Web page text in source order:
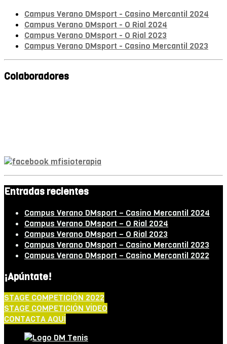
Campus Verano DMsport - Casino Mercantil 2024
Campus Verano DMsport - O Rial 2024
Campus Verano DMsport - O Rial 2023
Campus Verano DMsport - Casino Mercantil 2023
Colaboradores
Entradas recientes
Campus Verano DMsport – Casino Mercantil 2024
Campus Verano DMsport – O Rial 2024
Campus Verano DMsport – O Rial 2023
Campus Verano DMsport – Casino Mercantil 2023
Campus Verano DMsport – Casino Mercantil 2022
¡Apúntate!
STAGE COMPETICIÓN 2022
STAGE COMPETICIÓN VÍDEO
CONTACTA AQUÍ